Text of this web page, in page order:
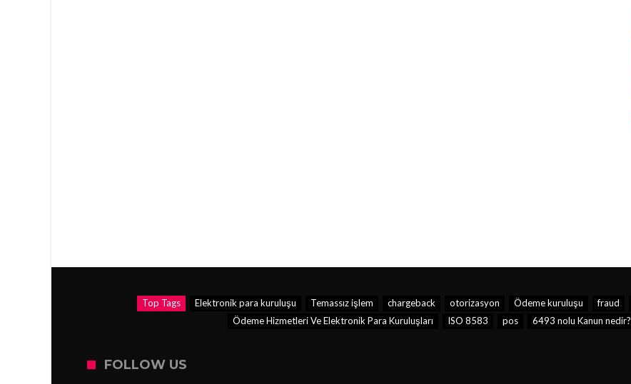
Top Tags Elektronik para kuruluşu Temassız işlem chargeback otorizasyon Ödeme kuruluşu fraud
Ödeme Hizmetleri Ve Elektronik Para Kuruluşları
ISO 8583 pos 6493 nolu Kanun nedir?
FOLLOW US